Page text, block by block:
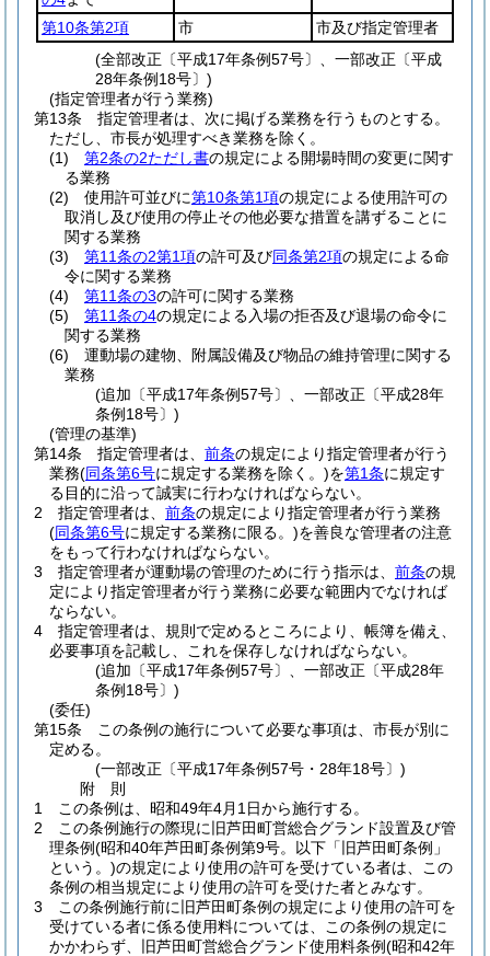
第10条第2項
市
市及び指定管理者
(全部改正〔平成17年条例57号〕、一部改正〔平成
28年条例18号〕)
(指定管理者が行う業務)
第13条
指定管理者は、次に掲げる業務を行うものとする。
ただし、市長が処理すべき業務を除く。
(1)
第2条の2ただし書の規定による開場時間の変更に関す
る業務
(2)
使用許可並びに第10条第1項の規定による使用許可の
取消し及び使用の停止その他必要な措置を講ずることに
関する業務
(3)
第11条の2第1項の許可及び同条第2項の規定による命
令に関する業務
(4)
第11条の3の許可に関する業務
(5)
第11条の4の規定による入場の拒否及び退場の命令に
関する業務
(6)
運動場の建物、附属設備及び物品の維持管理に関する
業務
(追加〔平成17年条例57号〕、一部改正〔平成28年
条例18号〕)
(管理の基準)
第14条
指定管理者は、 前条の規定により指定管理者が行う
業務(同条第6号に規定する業務を除く。)を第1条に規定す
る目的に沿って誠実に行わなければならない。
2
指定管理者は、 前条の規定により指定管理者が行う業務
(同条第6号に規定する業務に限る。)を善良な管理者の注意
をもって行わなければならない。
3
指定管理者が運動場の管理のために行う指示は、 前条の規
定により指定管理者が行う業務に必要な範囲内でなければ
ならない。
4
指定管理者は、規則で定めるところにより、帳簿を備え、
必要事項を記載し、これを保存しなければならない。
(追加〔平成17年条例57号〕、一部改正〔平成28年
条例18号〕)
(委任)
第15条
この条例の施行について必要な事項は、市長が別に
定める。
(一部改正〔平成17年条例57号・28年18号〕)
附 則
1
この条例は、昭和49年4月1日から施行する。
2
この条例施行の際現に旧芦田町営総合グランド設置及び管
理条例(昭和40年芦田町条例第9号。以下「旧芦田町条例」
という。)の規定により使用の許可を受けている者は、この
条例の相当規定により使用の許可を受けた者とみなす。
3
この条例施行前に旧芦田町条例の規定により使用の許可を
受けている者に係る使用料については、この条例の規定に
かかわらず、旧芦田町営総合グランド使用料条例(昭和42年